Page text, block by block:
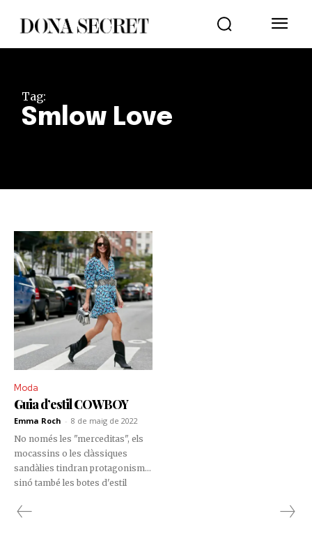
Tag:
Smlow Love
Moda
Guia d’estil COWBOY
Emma Roch - 8 de maig de 2022
No només les "merceditas", els
mocassins o les clàssiques
sandàlies tindran protagonisme,
sinó també les botes d'estil
que mai.